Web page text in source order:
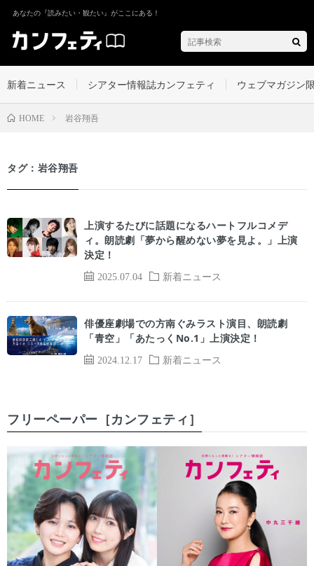
あなたの『読みたい・観たい』がここにある！
新着ニュース シアター情報誌カンフェティ ウェブマガジン
HOME 岩谷翔吾
タグ：岩谷翔吾
2025.07.04 新着ニュース
上演するたびに話題になるハートフルコメデ
ィ。朗読劇「夢から醒めない夢を見よ。」上演
決定！
2024.12.17 新着ニュース
俳優座劇場での方南ぐみラスト演目、朗読劇
「青空」「あたっくNo.1」上演決定！
フリーペーパー［カンフェティ］